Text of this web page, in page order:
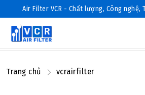
Air Filter VCR - Chất lượng, Công nghệ,
Trang chủ vcrairfilter